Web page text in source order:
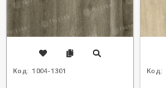
Код: 1004-1301 Код: